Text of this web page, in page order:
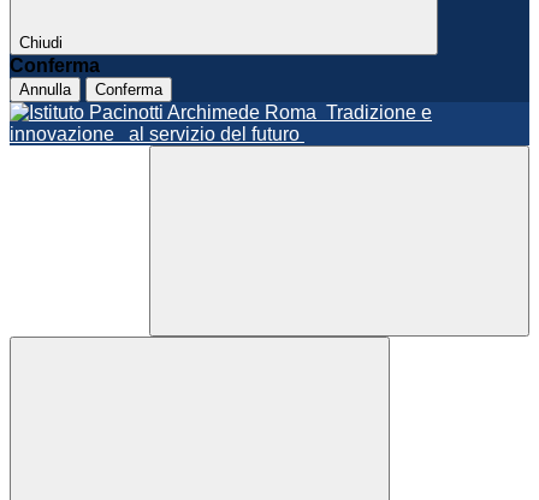
Chiudi
Conferma
Annulla Conferma
Roma Tradizione e
innovazione
al servizio del futuro